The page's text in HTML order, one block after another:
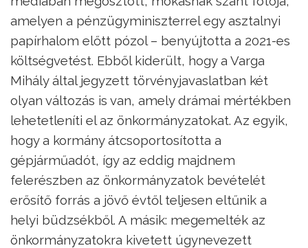
amelyen a pénzügyminiszterrel egy asztalnyi
papírhalom előtt pózol – benyújtotta a 2021-es
költségvetést. Ebből kiderült, hogy a Varga
Mihály által jegyzett törvényjavaslatban két
olyan változás is van, amely drámai mértékben
lehetetleníti el az önkormányzatokat. Az egyik,
hogy a kormány átcsoportosította a
gépjárműadót, így az eddig majdnem
felerészben az önkormányzatok bevételét
erősítő forrás a jövő évtől teljesen eltűnik a
helyi büdzsékből. A másik: megemelték az
önkormányzatokra kivetett úgynevezett